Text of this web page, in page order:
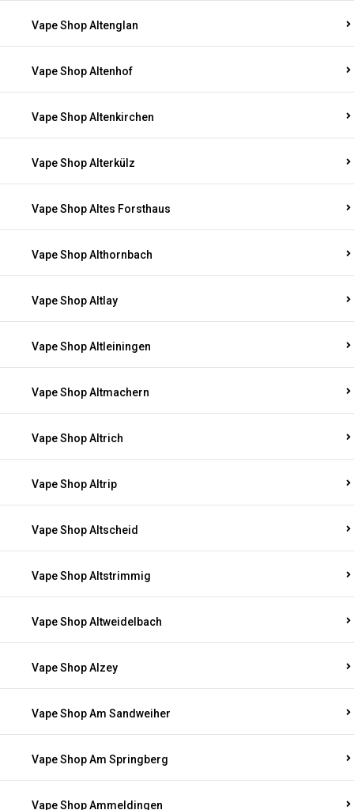
Vape Shop Altenglan
Vape Shop Altenhof
Vape Shop Altenkirchen
Vape Shop Alterkülz
Vape Shop Altes Forsthaus
Vape Shop Althornbach
Vape Shop Altlay
Vape Shop Altleiningen
Vape Shop Altmachern
Vape Shop Altrich
Vape Shop Altrip
Vape Shop Altscheid
Vape Shop Altstrimmig
Vape Shop Altweidelbach
Vape Shop Alzey
Vape Shop Am Sandweiher
Vape Shop Am Springberg
Vape Shop Ammeldingen